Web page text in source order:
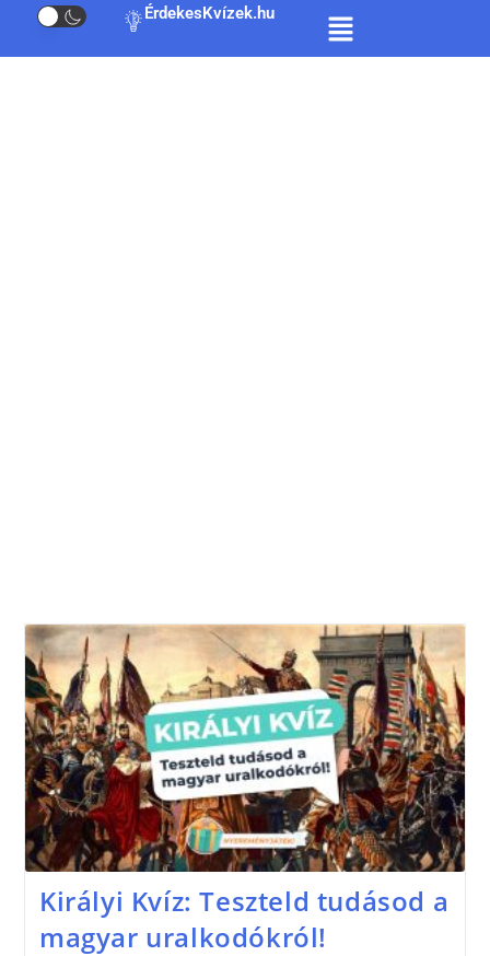
ÉrdekesKvízek.hu
Királyi Kvíz: Teszteld tudásod a
magyar uralkodókról!